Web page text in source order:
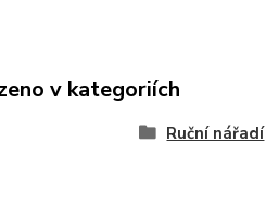
v kategoriích
Ruční nářadí